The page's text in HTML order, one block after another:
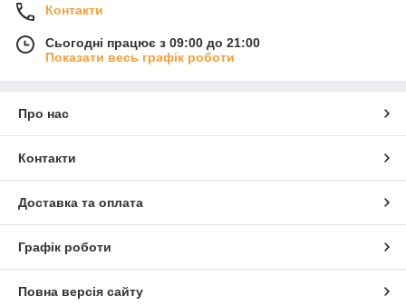
Контакти
Сьогодні працює з 09:00 до 21:00
Показати весь графік роботи
Про нас
Контакти
Доставка та оплата
Графік роботи
Повна версія сайту